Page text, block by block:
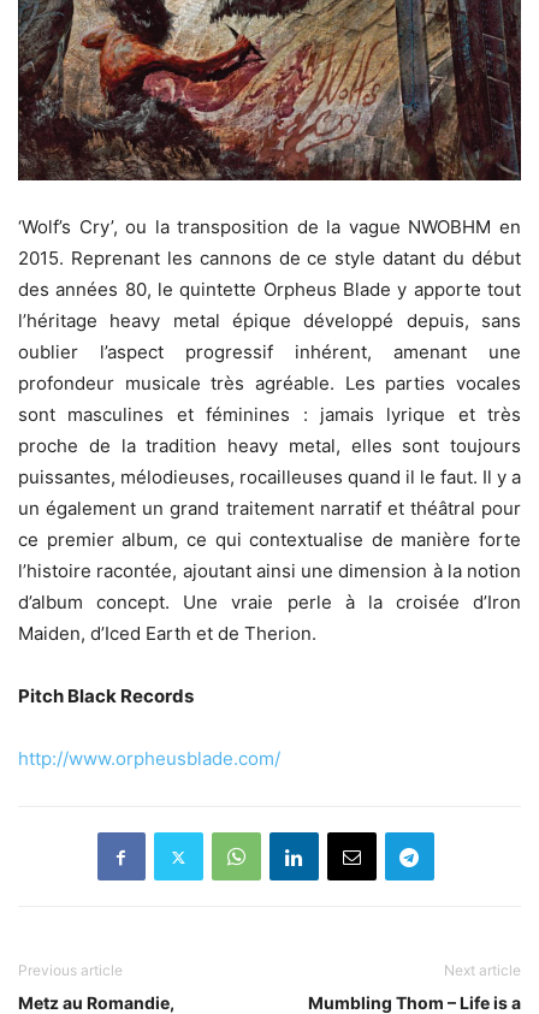
‘Wolf’s Cry’, ou la transposition de la vague NWOBHM en
2015. Reprenant les cannons de ce style datant du début
des années 80, le quintette Orpheus Blade y apporte tout
l’héritage heavy metal épique développé depuis, sans
oublier l’aspect progressif inhérent, amenant une
profondeur musicale très agréable. Les parties vocales
sont masculines et féminines : jamais lyrique et très
proche de la tradition heavy metal, elles sont toujours
puissantes, mélodieuses, rocailleuses quand il le faut. Il y a
un également un grand traitement narratif et théâtral pour
ce premier album, ce qui contextualise de manière forte
l’histoire racontée, ajoutant ainsi une dimension à la notion
d’album concept. Une vraie perle à la croisée d’Iron
Maiden, d’Iced Earth et de Therion.
Pitch Black Records
http://www.orpheusblade.com/
Previous article
Metz au Romandie,
Next article
Mumbling Thom – Life is a